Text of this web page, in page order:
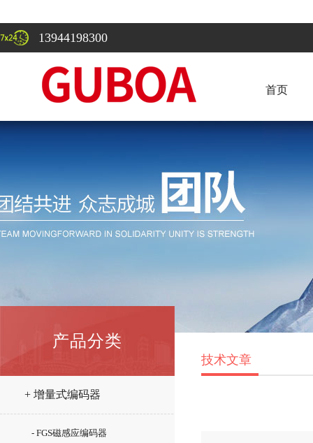
13944198300
首页
产品分类
+ 增量式编码器
- FGS磁感应编码器
技术文章